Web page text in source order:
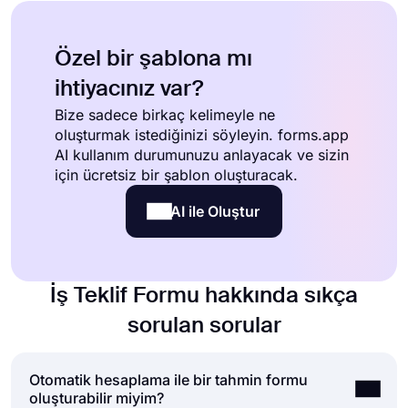
Özel bir şablona mı
ihtiyacınız var?
Bize sadece birkaç kelimeyle ne
oluşturmak istediğinizi söyleyin. forms.app
AI kullanım durumunuzu anlayacak ve sizin
için ücretsiz bir şablon oluşturacak.
AI ile Oluştur
İş Teklif Formu hakkında sıkça
sorulan sorular
Otomatik hesaplama ile bir tahmin formu
oluşturabilir miyim?